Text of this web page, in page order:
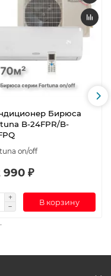
Бирюса
B-24FPR/B-
on/off
990 ₽
В корзину